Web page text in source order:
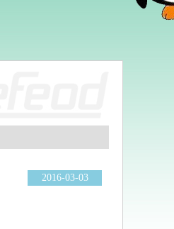
2016-03-03